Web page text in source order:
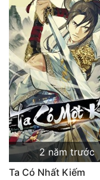
Tính Cách Nhân Vật :
Cơ Trí
Sát Phạt Quyết Đoán
Vô Sỉ
Điềm Đạm
2 năm trước
Ta Có Nhất Kiếm